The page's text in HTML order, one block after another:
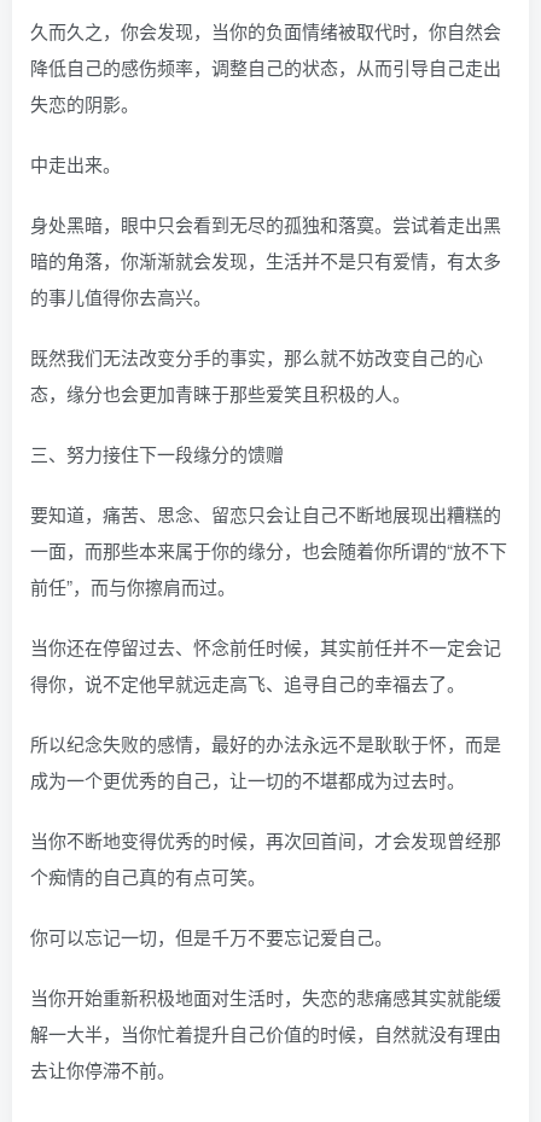
久而久之，你会发现，当你的负面情绪被取代时，你自然会
降低自己的感伤频率，调整自己的状态，从而引导自己走出
失恋的阴影。
中走出来。
身处黑暗，眼中只会看到无尽的孤独和落寞。尝试着走出黑
暗的角落，你渐渐就会发现，生活并不是只有爱情，有太多
的事儿值得你去高兴。
既然我们无法改变分手的事实，那么就不妨改变自己的心
态，缘分也会更加青睐于那些爱笑且积极的人。
三、努力接住下一段缘分的馈赠
要知道，痛苦、思念、留恋只会让自己不断地展现出糟糕的
一面，而那些本来属于你的缘分，也会随着你所谓的“放不下
前任”，而与你擦肩而过。
当你还在停留过去、怀念前任时候，其实前任并不一定会记
得你，说不定他早就远走高飞、追寻自己的幸福去了。
所以纪念失败的感情，最好的办法永远不是耿耿于怀，而是
成为一个更优秀的自己，让一切的不堪都成为过去时。
当你不断地变得优秀的时候，再次回首间，才会发现曾经那
个痴情的自己真的有点可笑。
你可以忘记一切，但是千万不要忘记爱自己。
当你开始重新积极地面对生活时，失恋的悲痛感其实就能缓
解一大半，当你忙着提升自己价值的时候，自然就没有理由
去让你停滞不前。